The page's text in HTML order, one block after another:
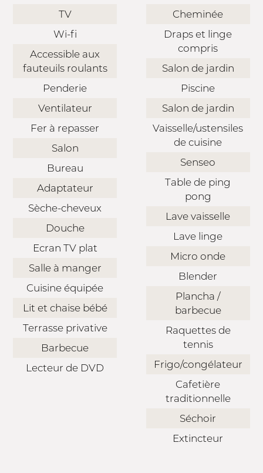
TV
Wi-fi
Accessible aux
fauteuils roulants
Penderie
Ventilateur
Fer à repasser
Salon
Bureau
Adaptateur
Sèche-cheveux
Douche
Ecran TV plat
Salle à manger
Cuisine équipée
Lit et chaise bébé
Terrasse privative
Barbecue
Lecteur de DVD
Cheminée
Draps et linge
compris
Salon de jardin
Piscine
Salon de jardin
Vaisselle/ustensiles
de cuisine
Senseo
Table de ping
pong
Lave vaisselle
Lave linge
Micro onde
Blender
Plancha /
barbecue
Raquettes de
tennis
Frigo/congélateur
Cafetière
traditionnelle
Séchoir
Extincteur